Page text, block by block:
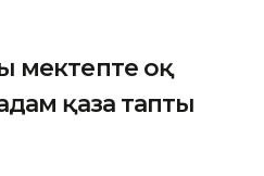
мектепте оқ
қаза тапты